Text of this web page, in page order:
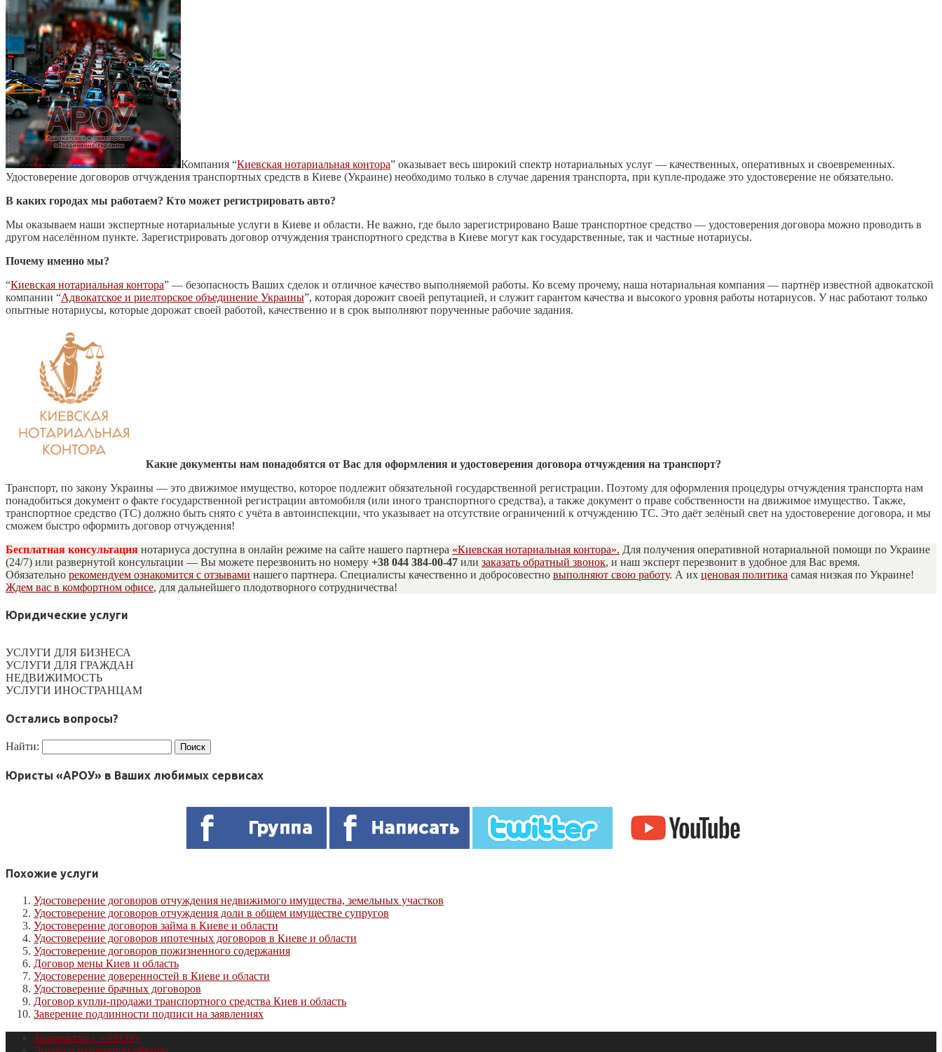
Компания “Киевская нотариальная контора” оказывает весь широкий спектр нотариальных услуг — качественных, оперативных и своевременных.
Удостоверение договоров отчуждения транспортных средств в Киеве (Украине) необходимо только в случае дарения транспорта, при купле-продаже это удостоверение не обязательно.
В каких городах мы работаем? Кто может регистрировать авто?
Мы оказываем наши экспертные нотариальные услуги в Киеве и области. Не важно, где было зарегистрировано Ваше транспортное средство — удостоверения договора можно проводить в
другом населённом пункте. Зарегистрировать договор отчуждения транспортного средства в Киеве могут как государственные, так и частные нотариусы.
Почему именно мы?
“Киевская нотариальная контора” — безопасность Ваших сделок и отличное качество выполняемой работы. Ко всему прочему, наша нотариальная компания — партнёр известной адвокатской
компании “Адвокатское и риелторское объединение Украины”, которая дорожит своей репутацией, и служит гарантом качества и высокого уровня работы нотариусов. У нас работают только
опытные нотариусы, которые дорожат своей работой, качественно и в срок выполняют порученные рабочие задания.
Какие документы нам понадобятся от Вас для оформления и удостоверения договора отчуждения на транспорт?
Транспорт, по закону Украины — это движимое имущество, которое подлежит обязательной государственной регистрации. Поэтому для оформления процедуры отчуждения транспорта нам
понадобиться документ о факте государственной регистрации автомобиля (или иного транспортного средства), а также документ о праве собственности на движимое имущество. Также,
транспортное средство (ТС) должно быть снято с учёта в автоинспекции, что указывает на отсутствие ограничений к отчуждению ТС. Это даёт зелёный свет на удостоверение договора, и мы
сможем быстро оформить договор отчуждения!
Бесплатная консультация нотариуса доступна в онлайн режиме на сайте нашего партнера «Киевская нотариальная контора». Для получения оперативной нотариальной помощи по Украине
(24/7) или развернутой консультации — Вы можете перезвонить но номеру +38 044 384-00-47 или заказать обратный звонок, и наш эксперт перезвонит в удобное для Вас время.
Обязательно рекомендуем ознакомится с отзывами нашего партнера. Специалисты качественно и добросовестно выполняют свою работу. А их ценовая политика самая низкая по Украине!
Ждем вас в комфортном офисе, для дальнейшего плодотворного сотрудничества!
Юридические услуги
УСЛУГИ ДЛЯ БИЗНЕСА
УСЛУГИ ДЛЯ ГРАЖДАН
НЕДВИЖИМОСТЬ
УСЛУГИ ИНОСТРАНЦАМ
Остались вопросы?
Найти:
Юристы «АРОУ» в Ваших любимых сервисах
Похожие услуги
Удостоверение договоров отчуждения недвижимого имущества, земельных участков
Удостоверение договоров отчуждения доли в общем имуществе супругов
Удостоверение договоров займа в Киеве и области
Удостоверение договоров ипотечных договоров в Киеве и области
Удостоверение договоров пожизненного содержания
Договор мены Киев и область
Удостоверение доверенностей в Киеве и области
Удостоверение брачных договоров
Договор купли-продажи транспортного средства Киев и область
Заверение подлинности подписи на заявлениях
Знакомство с «АРОУ»